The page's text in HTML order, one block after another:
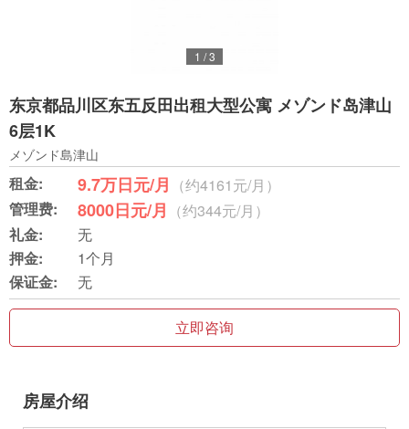
1 /3
东京都品川区东五反田出租大型公寓 メゾンド岛津山
6层1K
メゾンド島津山
租金: 9.7万日元/月 （约4161元/月）
管理费:
8000日元/月 （约344元/月）
礼金:
无
押金:
1个月
保证金:
无
立即咨询
房屋介绍